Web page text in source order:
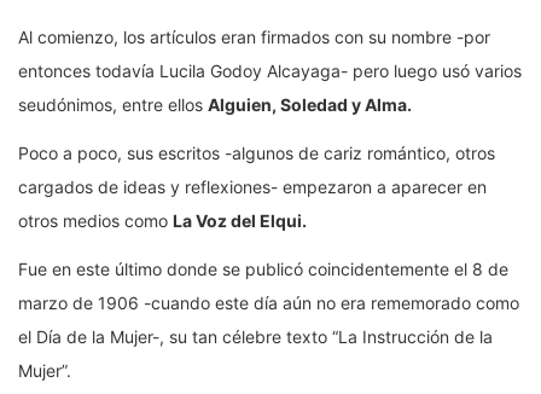
Al comienzo, los artículos eran firmados con su nombre -por
entonces todavía Lucila Godoy Alcayaga- pero luego usó varios
seudónimos, entre ellos Alguien, Soledad y Alma.
Poco a poco, sus escritos -algunos de cariz romántico, otros
cargados de ideas y reflexiones- empezaron a aparecer en
otros medios como La Voz del Elqui.
Fue en este último donde se publicó coincidentemente el 8 de
marzo de 1906 -cuando este día aún no era rememorado como
el Día de la Mujer-, su tan célebre texto “La Instrucción de la
Mujer”.